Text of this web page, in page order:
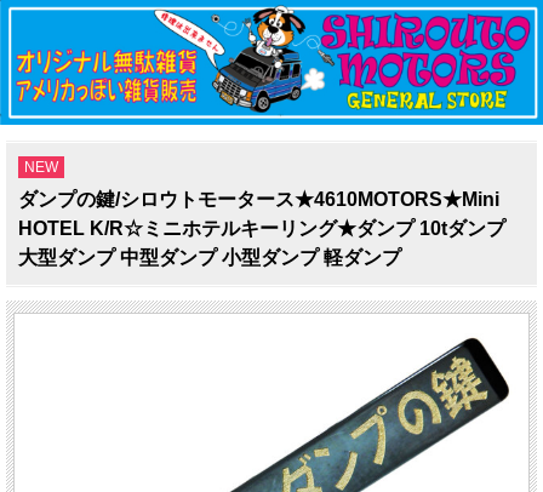
NEW
ダンプの鍵/シロウトモータース★4610MOTORS★Mini
HOTEL K/R☆ミニホテルキーリング★ダンプ 10tダンプ
大型ダンプ 中型ダンプ 小型ダンプ 軽ダンプ